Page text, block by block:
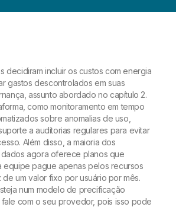
decidiram incluir os custos com energia
gastos descontrolados em suas
assunto abordado no capítulo 2.
como monitoramento em tempo
sobre anomalias de uso,
a auditorias regulares para evitar
Além disso, a maioria dos
agora oferece planos que
equipe pague apenas pelos recursos
de um valor fixo por usuário por mês.
num modelo de precificação
com o seu provedor, pois isso pode